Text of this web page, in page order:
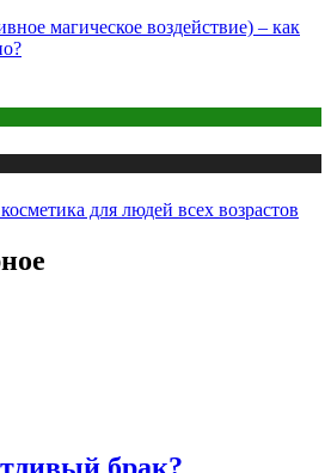
магическое воздействие) – как
для людей всех возрастов
брак?